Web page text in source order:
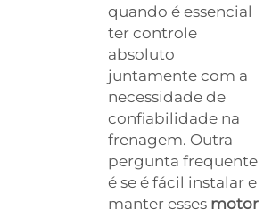
quando é essencial
ter controle
absoluto
juntamente com a
necessidade de
confiabilidade na
frenagem. Outra
pergunta frequente
é se é fácil instalar e
manter esses motor